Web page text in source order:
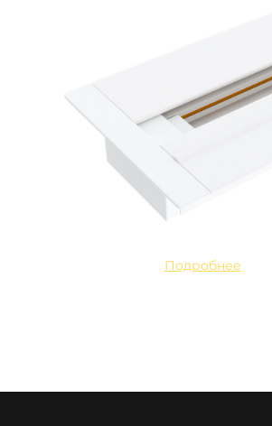
Подробнее